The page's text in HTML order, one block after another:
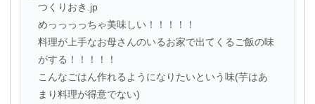
つくりおき.jp
めっっっっちゃ美味しい！！！！！
料理が上手なお母さんのいるお家で出てくるご飯の味
がする！！！！！
こんなごはん作れるようになりたいという味(芋はあ
まり料理が得意でない)